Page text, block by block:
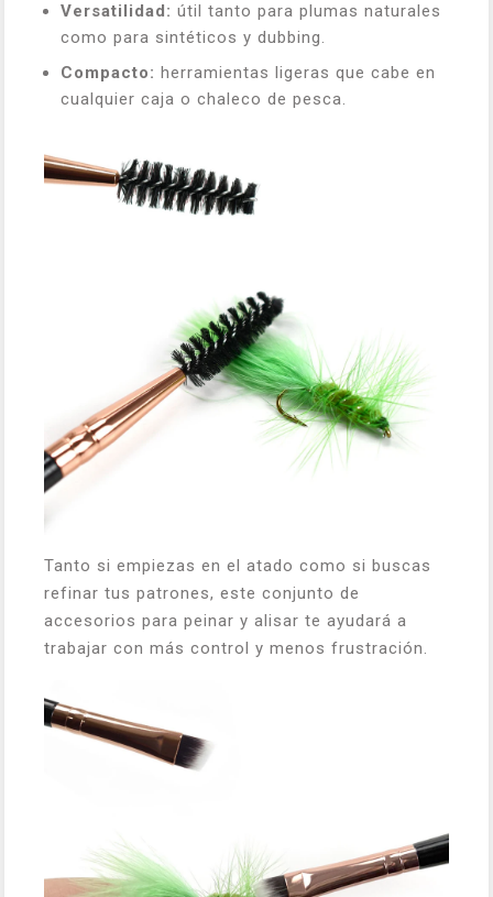
Versatilidad: útil tanto para plumas naturales
como para sintéticos y dubbing.
Compacto: herramientas ligeras que cabe en
cualquier caja o chaleco de pesca.
Tanto si empiezas en el atado como si buscas
refinar tus patrones, este conjunto de
accesorios para peinar y alisar te ayudará a
trabajar con más control y menos frustración.